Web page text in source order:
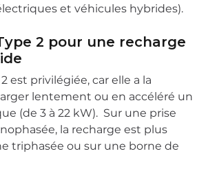
et véhicules hybrides).
2 pour une recharge
est privilégiée, car elle a la
lentement ou en accéléré un
(de 3 à 22 kW). Sur une prise
la recharge est plus
triphasée ou sur une borne de